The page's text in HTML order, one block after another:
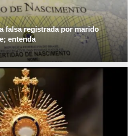
falsa registrada por marido
entenda